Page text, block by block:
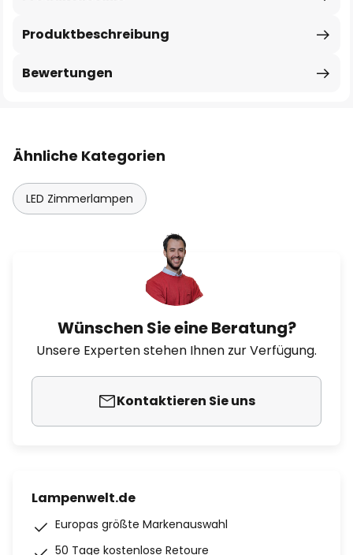
Produktbeschreibung
Bewertungen
Ähnliche Kategorien
LED Zimmerlampen
Wünschen Sie eine Beratung?
Unsere Experten stehen Ihnen zur Verfügung.
Kontaktieren Sie uns
Lampenwelt.de
Europas größte Markenauswahl
50 Tage kostenlose Retoure